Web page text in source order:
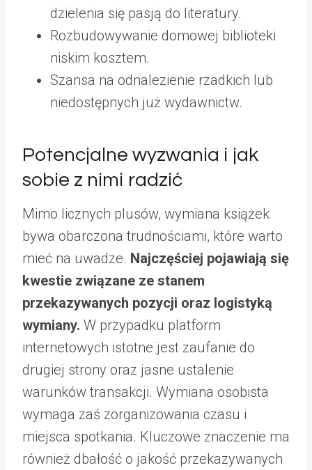
dzielenia się pasją do literatury.
Rozbudowywanie domowej biblioteki
niskim kosztem.
Szansa na odnalezienie rzadkich lub
niedostępnych już wydawnictw.
Potencjalne wyzwania i jak
sobie z nimi radzić
Mimo licznych plusów, wymiana książek
bywa obarczona trudnościami, które warto
mieć na uwadze. Najczęściej pojawiają się
kwestie związane ze stanem
przekazywanych pozycji oraz logistyką
wymiany. W przypadku platform
internetowych istotne jest zaufanie do
drugiej strony oraz jasne ustalenie
warunków transakcji. Wymiana osobista
wymaga zaś zorganizowania czasu i
miejsca spotkania. Kluczowe znaczenie ma
również dbałość o jakość przekazywanych